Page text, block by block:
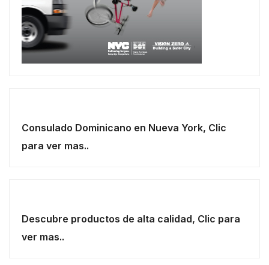
Consulado Dominicano en Nueva York, Clic
para ver mas..
Descubre productos de alta calidad, Clic para
ver mas..